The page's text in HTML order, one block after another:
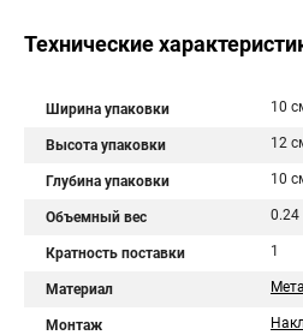
Технические
Ширина упаковки 10
Высота упаковки 12
Глубина упаковки 10
Объемный вес 0.24
Кратность поставки 1
Материал
Монтаж